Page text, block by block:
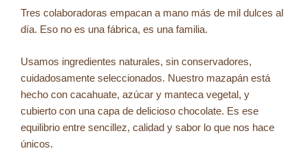
Tres colaboradoras empacan a mano más de mil dulces al
día. Eso no es una fábrica, es una familia.
Usamos ingredientes naturales, sin conservadores,
cuidadosamente seleccionados. Nuestro mazapán está
hecho con cacahuate, azúcar y manteca vegetal, y
cubierto con una capa de delicioso chocolate. Es ese
equilibrio entre sencillez, calidad y sabor lo que nos hace
únicos.